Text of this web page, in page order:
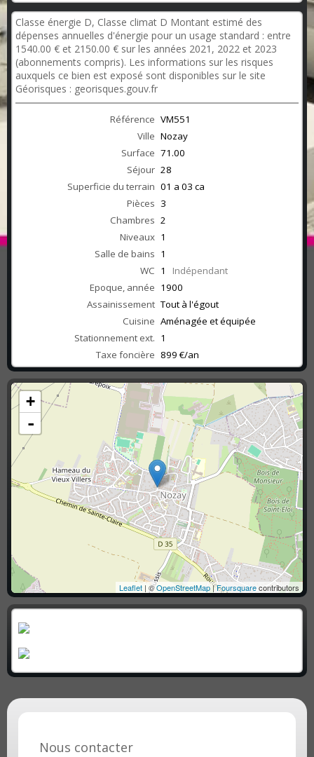
Classe énergie D, Classe climat D Montant estimé des
dépenses annuelles d'énergie pour un usage standard : entre
1540.00 € et 2150.00 € sur les années 2021, 2022 et 2023
(abonnements compris). Les informations sur les risques
auxquels ce bien est exposé sont disponibles sur le site
Géorisques : georisques.gouv.fr
Référence VM551
Ville Nozay
Surface 71.00
Séjour 28
Superficie du terrain 01 a 03 ca
Pièces 3
Chambres 2
Niveaux 1
Salle de bains 1
WC 1 Indépendant
Epoque, année 1900
Assainissement Tout à l'égout
Cuisine Aménagée et équipée
Stationnement ext. 1
Taxe foncière 899 €/an
+
-
Leaflet | ©OpenStreetMap|Foursquarecontributors
Nous contacter